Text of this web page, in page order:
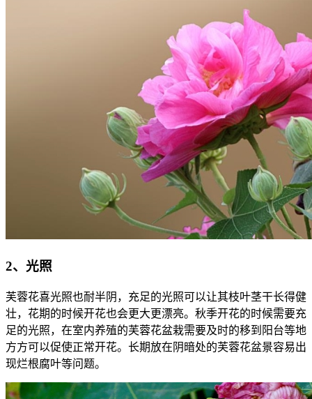
2、光照
芙蓉花喜光照也耐半阴，充足的光照可以让其枝叶茎干长得健
壮，花期的时候开花也会更大更漂亮。秋季开花的时候需要充
足的光照，在室内养殖的芙蓉花盆栽需要及时的移到阳台等地
方方可以促使正常开花。长期放在阴暗处的芙蓉花盆景容易出
现烂根腐叶等问题。